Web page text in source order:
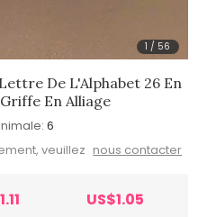
1 / 56
De L'Alphabet 26 En
En Alliage
6
veuillez nous contacter
US$1.05